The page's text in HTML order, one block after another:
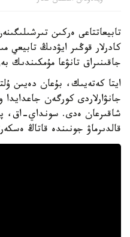
تابيعاتتاعى ەركىن
كادرلار قوڭىر ايۋدىڭ تابيعي
جاقىنىراق تانۋعا مۇمكىندىك
ايتا كەتەيىك، بۇعان دەيىن
جانۋارلاردى كورگەن جاعدايدا
شاقىرعان ەدى. سونداي-اق،
قالدىرماۋ جونىندە قاتاڭ